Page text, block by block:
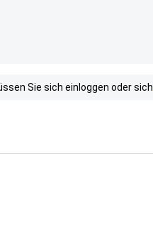
Sie sich einloggen oder sich